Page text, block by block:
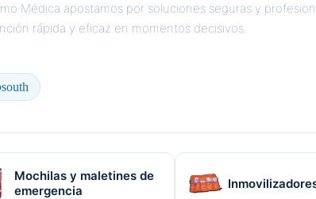
Médica apostamos por soluciones seguras y
rápida y eficaz en momentos decisivos.
south
Mochilas y maletines de
emergencia